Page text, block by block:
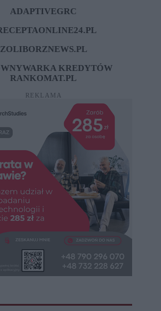
ADAPTIVEGRC
ZOLIBORZNEWS.PL
KREDYTÓW
RANKOMAT.PL
REKLAMA